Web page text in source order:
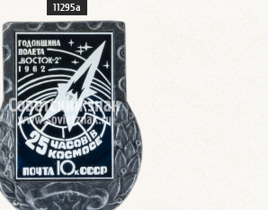
11295а